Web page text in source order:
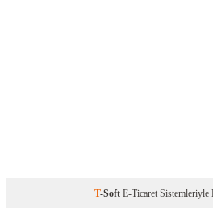
T-Soft E-Ticaret Sistemleriyle